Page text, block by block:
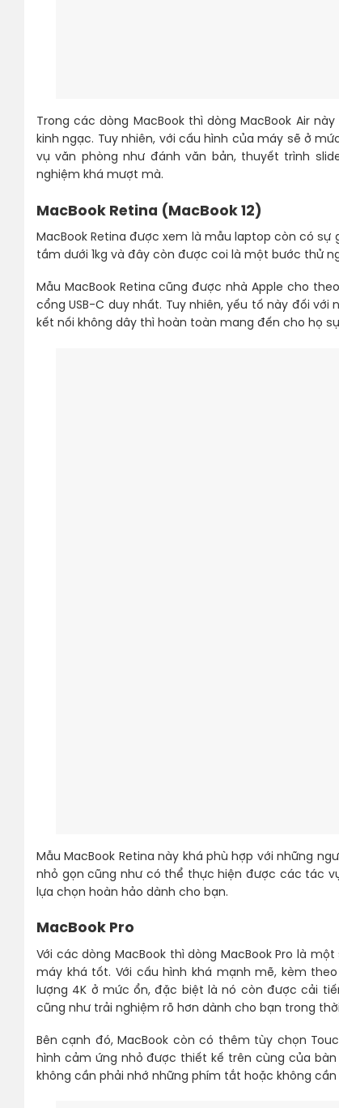
Trong các dòng MacBook thì dòng MacBook Air
kinh ngạc. Tuy nhiên, với cấu hình của máy sẽ ở
vụ văn phòng như đánh văn bản, thuyết trình
nghiệm khá mượt mà.
MacBook Retina (MacBook 12)
MacBook Retina được xem là mẫu laptop còn có
tầm dưới 1kg và đây còn được coi là một bước thử
Mẫu MacBook Retina cũng được nhà Apple cho
cổng USB-C duy nhất. Tuy nhiên, yếu tố này đối
kết nối không dây thì hoàn toàn mang đến cho họ
Mẫu MacBook Retina này khá phù hợp với những
nhỏ gọn cũng như có thể thực hiện được các tác
lựa chọn hoàn hảo dành cho bạn.
MacBook Pro
Với các dòng MacBook thì dòng MacBook Pro là
máy khá tốt. Với cấu hình khá mạnh mẽ, kèm
lượng 4K ở mức ổn, đặc biệt là nó còn được cải
cũng như trải nghiệm rõ hơn dành cho bạn trong
Bên cạnh đó, MacBook còn có thêm tùy chọn
hình cảm ứng nhỏ được thiết kế trên cùng của
không cần phải nhớ những phím tắt hoặc không